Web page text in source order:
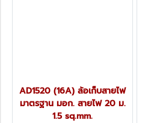
AD1520 (16A) ล้อเก็บสายไฟ
มาตรฐาน มอก. สายไฟ 20 ม.
1.5 sq.mm.